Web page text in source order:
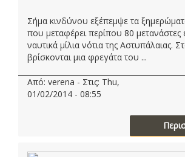
Σήμα κινδύνου εξέπεμψε τα
που μεταφέρει περίπου 80
ναυτικά μίλια νότια της Αστυπάλαιας.
βρίσκονται μια φρεγάτα του ...
Από: verena - Στις: Thu,
01/02/2014 - 08:55